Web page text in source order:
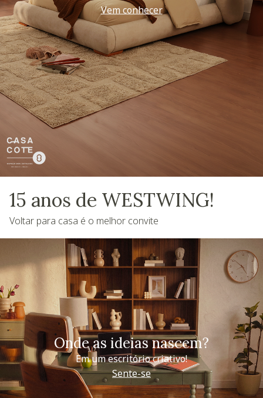
Vem conhecer
15 anos de WESTWING!
Voltar para casa é o melhor convite
Onde as ideias nascem?
Em um escritório criativo!
Sente-se